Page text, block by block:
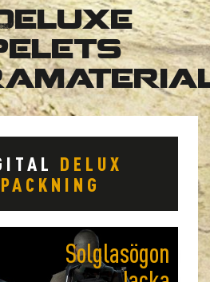
DELUX
Solglasögon